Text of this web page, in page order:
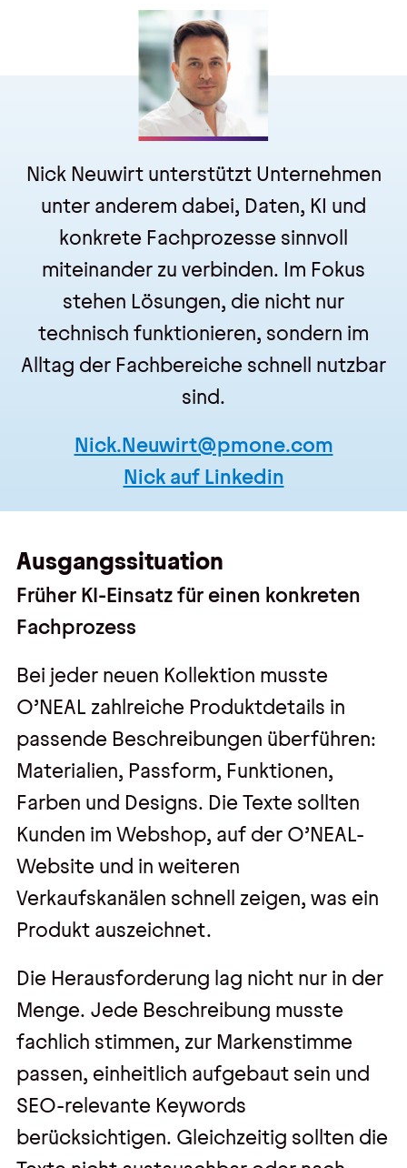
Nick Neuwirtunterstützt Unternehmen
unter anderem dabei, Daten, KI und
konkrete Fachprozesse sinnvoll
miteinander zu verbinden. Im Fokus
stehen Lösungen, die nicht nur
technisch funktionieren, sondern im
Alltag der Fachbereiche schnell nutzbar
sind.
Nick.Neuwirt@pmone.com
Nick auf Linkedin
Ausgangssituation
Früher KI-Einsatz für einen konkreten
Fachprozess
Bei jeder neuen Kollektion musste
O’NEAL zahlreiche Produktdetails in
passende Beschreibungen überführen:
Materialien, Passform, Funktionen,
Farben und Designs. Die Texte sollten
Kunden im Webshop, auf der O’NEAL-
Website und in weiteren
Verkaufskanälen schnell zeigen, was ein
Produkt auszeichnet.
Die Herausforderung lag nicht nur in der
Menge. Jede Beschreibung musste
fachlich stimmen, zur Markenstimme
passen, einheitlich aufgebaut sein und
SEO-relevante Keywords
berücksichtigen. Gleichzeitig sollten die